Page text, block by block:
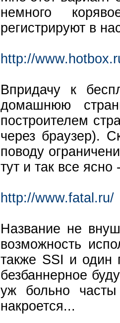
немного
регистрируют в
http://
Впридачу к
домашнюю
построителем
через браузер).
поводу
тут и так все ясно
http://www.fatal.ru/
Название не
возможность
также SSI и один
безбаннерное
уж больно
накроется...